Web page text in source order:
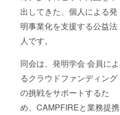
出してきた、個人による発
明事業化を支援する公益法
人です。
同会は、発明学会 会員によ
るクラウドファンディング
の挑戦をサポートするた
め、CAMPFIREと業務提携